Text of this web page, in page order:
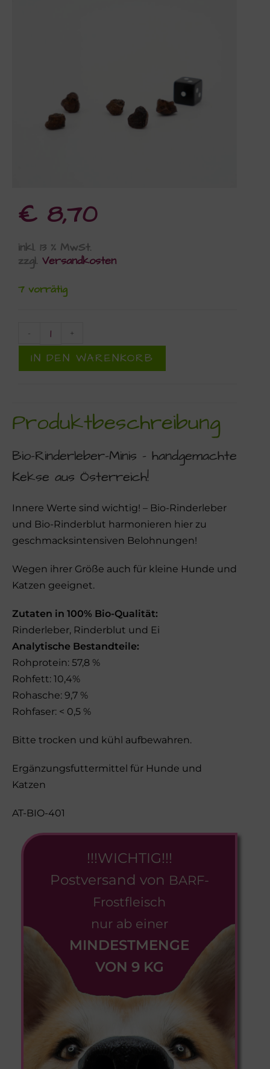
!!!WICHTIG!!!
Postversand von BARF-
Frostfleisch
nur ab einer
MINDESTMENGE
VON 9 KG
€ 8,70
inkl. 13 % MwSt.
zzgl. Versandkosten
7 vorrätig
- +
IN DEN WARENKORB
Produktbeschreibung
Bio-Rinderleber-Minis – handgemachte
Kekse aus Österreich!
Innere Werte sind wichtig! – Bio-Rinderleber
und Bio-Rinderblut harmonieren hier zu
geschmacksintensiven Belohnungen!
Wegen ihrer Größe auch für kleine Hunde und
Katzen geeignet.
Zutaten in 100% Bio-Qualität:
Rinderleber, Rinderblut und Ei
Analytische Bestandteile:
Rohprotein: 57,8 %
Rohfett: 10,4%
Rohasche: 9,7 %
Rohfaser: < 0,5 %
Bitte trocken und kühl aufbewahren.
Ergänzungsfuttermittel für Hunde und
Katzen
AT-BIO-401